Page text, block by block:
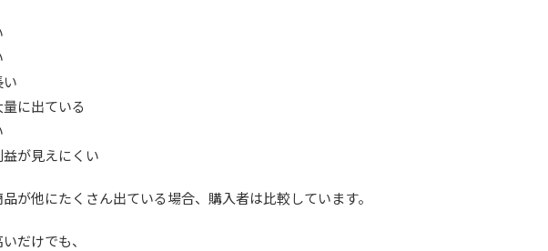
い
に出ている
益が見えにくい
が他にたくさん出ている場合、購入者は比較しています。
だけでも、